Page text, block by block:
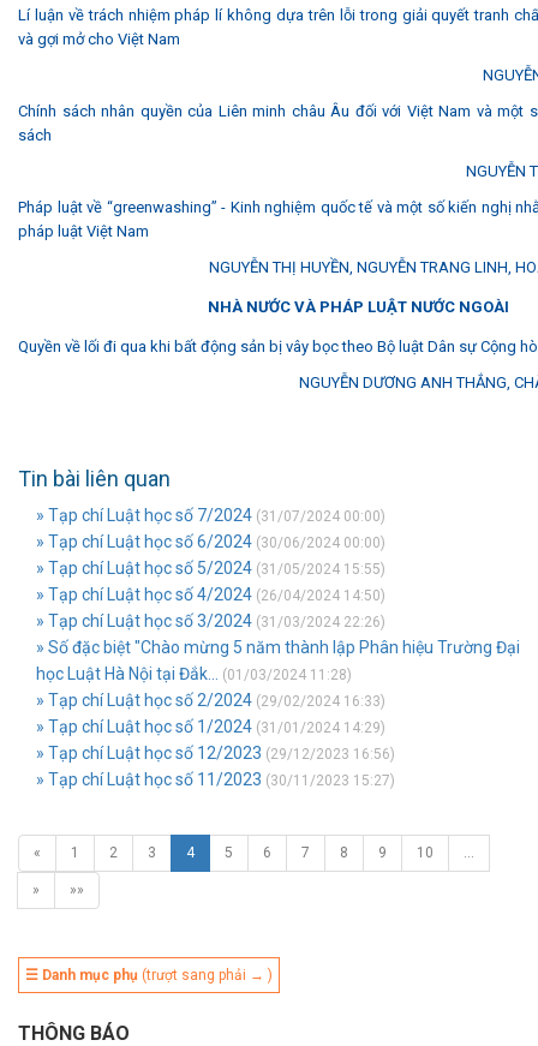
Lí luận về trách nhiệm pháp lí không dựa trên lỗi trong giải quyết tranh
và gợi mở cho Việt Nam
Chính sách nhân quyền của Liên minh châu Âu đối với Việt Nam và một
sách
NGUYỄN
Pháp luật về “greenwashing” - Kinh nghiệm quốc tế và một số kiến nghị
pháp luật Việt Nam
NGUYỄN THỊ HUYỀN, NGUYỄN TRANG LINH,
NHÀ NƯỚC VÀ PHÁP LUẬT NƯỚC NGOÀI
Quyền về lối đi qua khi bất động sản bị vây bọc theo Bộ luật Dân sự Cộng
NGUYỄN DƯƠNG ANH THẮNG,
Tin bài liên quan
» Tạp chí Luật học số 7/2024 (31/07/2024 00:00)
» Tạp chí Luật học số 6/2024 (30/06/2024 00:00)
» Tạp chí Luật học số 5/2024 (31/05/2024 15:55)
» Tạp chí Luật học số 4/2024 (26/04/2024 14:50)
» Tạp chí Luật học số 3/2024 (31/03/2024 22:26)
» Số đặc biệt "Chào mừng 5 năm thành lập Phân hiệu Trường Đại
học Luật Hà Nội tại Đắk...
(01/03/2024 11:28)
» Tạp chí Luật học số 2/2024 (29/02/2024 16:33)
» Tạp chí Luật học số 1/2024 (31/01/2024 14:29)
» Tạp chí Luật học số 12/2023 (29/12/2023 16:56)
» Tạp chí Luật học số 11/2023 (30/11/2023 15:27)
« 1 2 3 4 5 6 7 8 9 10 …
» »»
☰ Danh mục phụ (trượt sang phải → )
THÔNG BÁO